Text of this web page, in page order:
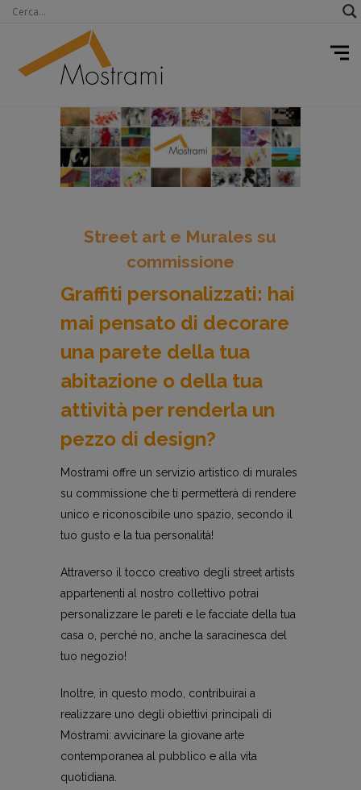
Street art e Murales su
commissione
Graffiti personalizzati: hai
mai pensato di decorare
una parete della tua
abitazione o della tua
attività per renderla un
pezzo di design?
Mostrami offre un servizio artistico di murales
su commissione che ti permetterà di rendere
unico e riconoscibile uno spazio, secondo il
tuo gusto e la tua personalità!
Attraverso il tocco creativo degli street artists
appartenenti al nostro collettivo potrai
personalizzare le pareti e le facciate della tua
casa o, perché no, anche la saracinesca del
tuo negozio!
Inoltre, in questo modo, contribuirai a
realizzare uno degli obiettivi principali di
Mostrami: avvicinare la giovane arte
contemporanea al pubblico e alla vita
quotidiana.